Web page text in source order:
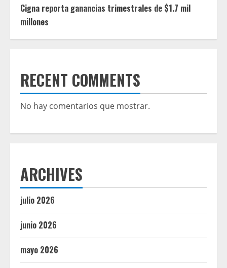
Cigna reporta ganancias trimestrales de $1.7 mil
millones
RECENT COMMENTS
No hay comentarios que mostrar.
ARCHIVES
julio 2026
junio 2026
mayo 2026